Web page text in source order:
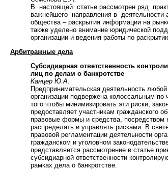
В настоящей статье рассмотрен ряд
важнейшего направления в деятельности
общества – раскрытия информации на
также уделено внимание юридической
организации и ведения работы по
Арбитражные дела
Субсидиарная ответственность
лиц по делам о банкротстве
Канцер Ю.А.
Предпринимательская деятельность
организации подвержена колоссальным по
того чтобы минимизировать эти риски,
предоставляет участникам гражданского
правовые формы и средства, посредством
распределять и управлять рисками. В
правовой регламентации деятельности
гражданском и уголовном
представляется рассмотрение в статье
субсидиарной ответственности
рамках дела о банкротстве.